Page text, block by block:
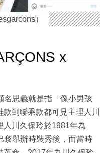
）
x
名思義就是指「像小男孩
到聯乘款都可見主理人川
人川久保玲於1981年為
黎舉辦時裝秀後，而當時